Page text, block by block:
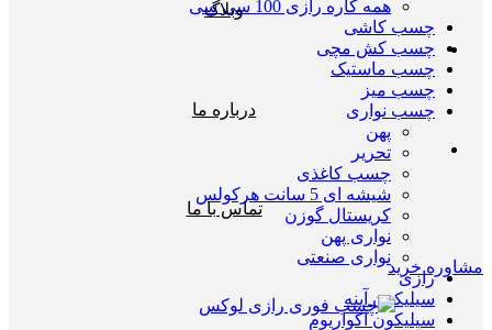
همه کاره رازی 100 سی سی
چسب کاشی
چسب کش مچی
چسب ماستیک
چسب میز
چسب نواری
پهن
تحریر
چسب کاغذی
شیشه ای 5 سانت هرکولس
کریستال گوزن
نواری پهن
نواری صنعتی
رازی
سیلیکون آینه
سیلیکون اکواریوم
وبلاگ
درباره ما
تماس با ما
مشاوره خرید